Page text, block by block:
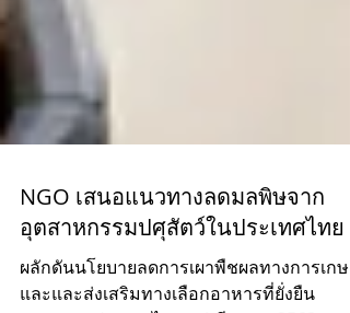
NGO เสนอแนวทางลดมลพิษจาก
อุตสาหกรรมปศุสัตว์ในประเทศไทย